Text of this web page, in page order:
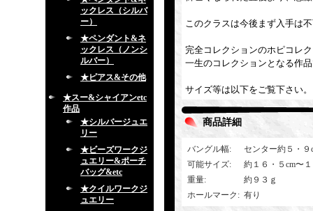
ックレス（シルバ
ー）
★ペンダント&ネ
ックレス（ノンシ
ルバー）
★ピアス&その他
★スー&シャイアンetc
作品
★シルバージュエ
リー
★ビーズワークジ
ュエリー&ポーチ
バッグ&etc
★クイルワークジ
ュエリー
このクラスは今後まず入手は
完全コレクションのホピコレ
一生のコレクションとなる作
サイズ等は以下をご覧下さい。
商品詳細
バングル幅:
センター約５・９
可能サイズ:
約１６・５cm〜
重量:
約９３ｇ
ホールマーク : 有り